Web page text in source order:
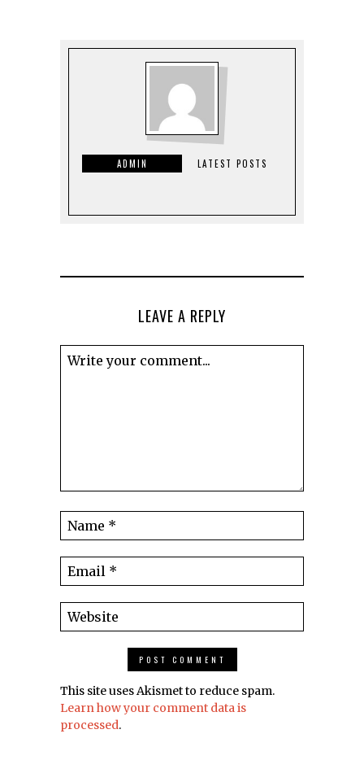
ADMIN LATEST POSTS
LEAVE A REPLY
This site uses Akismet to reduce spam.
Learn how your comment data is
processed.